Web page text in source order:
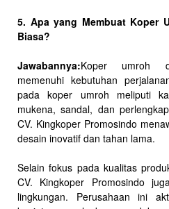
5. Apa yang Membuat Koper
Biasa?
Jawabannya:Koper umroh
memenuhi kebutuhan
pada koper umroh meliputi
mukena, sandal, dan
CV. Kingkoper Promosindo
desain inovatif dan tahan lama.
Selain fokus pada kualitas
CV. Kingkoper Promosindo
lingkungan. Perusahaan ini